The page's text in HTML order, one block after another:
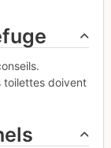
toilettes doivent